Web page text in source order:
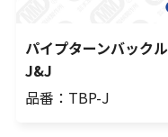
パイプターンバックル
J&J
品番：TBP-J